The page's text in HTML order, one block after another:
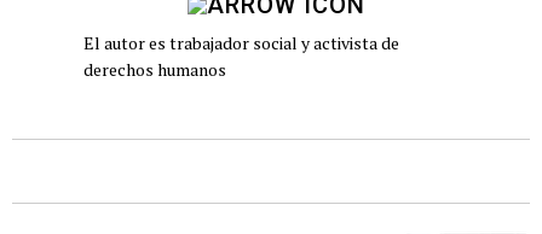
El autor es trabajador social y activista de
derechos humanos